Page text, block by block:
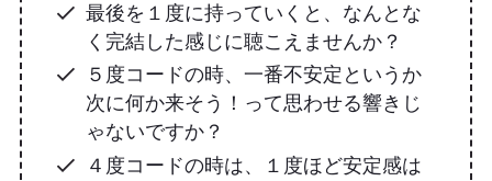
最後を１度に持っていくと、なんとな
く完結した感じに聴こえませんか？
５度コードの時、一番不安定というか
次に何か来そう！って思わせる響きじ
ゃないですか？
４度コードの時は、１度ほど安定感は